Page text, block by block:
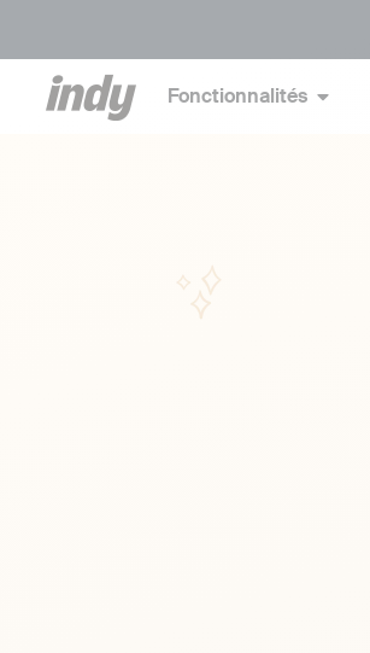
Fonctionnalités